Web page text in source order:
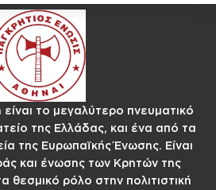
το μεγαλύτερο πνευματικό
της Ελλάδας, και ένα από τα
της Ευρωπαϊκής Ένωσης. Είναι
και ένωσης των Κρητών της
θεσμικό ρόλο στην πολιτιστική